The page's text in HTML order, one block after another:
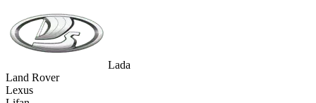
Lada
Land Rover
Lexus